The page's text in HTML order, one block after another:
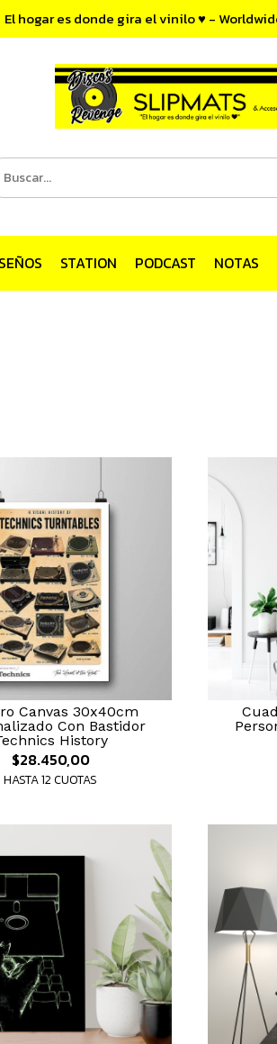
El hogar es donde gira el vinilo ♥ -
STATION PODCAST NOTAS
Canvas 30x40cm
Con Bastidor
History
$28.450,00
HASTA 12 CUOTAS